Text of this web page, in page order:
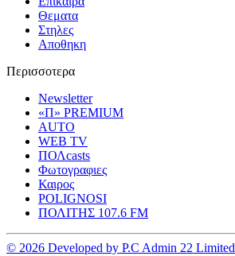
Θεματα
Στηλες
Αποθηκη
Περισσοτερα
Newsletter
«Π» PREMIUM
AUTO
WEB TV
ΠΟΛcasts
Φωτογραφιες
Καιρος
POLIGNOSI
ΠΟΛΙΤΗΣ 107.6 FM
© 2026 Developed by P.C Admin 22 Limited